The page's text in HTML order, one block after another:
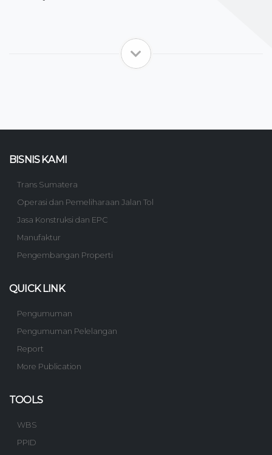
BISNIS KAMI
Trans Sumatera
Operasi dan Pemeliharaan Jalan Tol
Jasa Konstruksi dan EPC
Manufaktur
Pengembangan Properti
QUICK LINK
Pengumuman
Pengumuman Pelelangan
Report
More Publication
TOOLS
WBS
PPID